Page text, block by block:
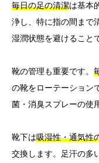
毎日の足の清潔は基本
浄し、特に指の間まで
湿潤状態を避けること
靴の管理も重要です。
の靴をローテーション
菌・消臭スプレーの使
靴下は吸湿性・通気性
交換します。足汗の多